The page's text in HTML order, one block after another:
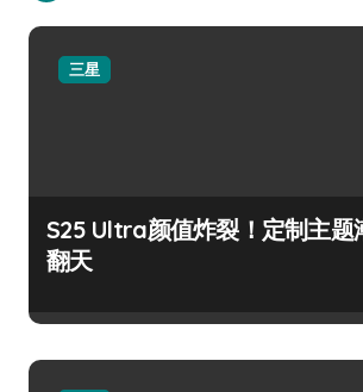
三星
S25 Ultra颜值炸裂！定制主题
翻天